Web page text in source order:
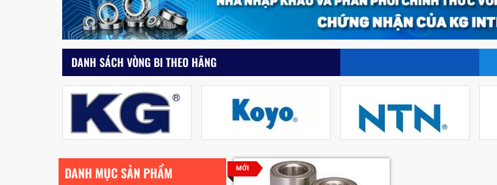
DANH SÁCH VÒNG BI THEO HÃNG
MỚI
DANH MỤC SẢN PHẨM